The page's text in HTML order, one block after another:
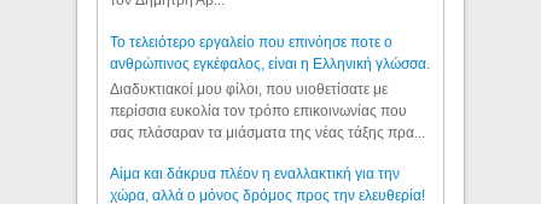
Το τελειότερο εργαλείο που επινόησε ποτε ο
ανθρώπινος εγκέφαλος, είναι η Ελληνική γλώσσα.
Διαδυκτιακοί μου φίλοι, που υιοθετίσατε με
περίσσια ευκολία τον τρόπο επικοινωνίας που
σας πλάσαραν τα μιάσματα της νέας τάξης πρα...
Αίμα και δάκρυα πλέον η εναλλακτική για την
χώρα, αλλά ο μόνος δρόμος προς την ελευθερία!